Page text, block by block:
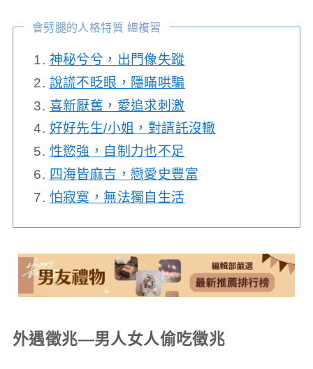
會劈腿的人格特質 總複習
神秘兮兮，出門像失蹤
說謊不眨眼，隱瞞哄騙
喜新厭舊，愛追求刺激
好好先生/小姐，對請託沒轍
性慾強，自制力也不足
四海皆麻吉，戀愛史豐富
怕寂寞，無法獨自生活
外遇徵兆—男人女人偷吃徵兆